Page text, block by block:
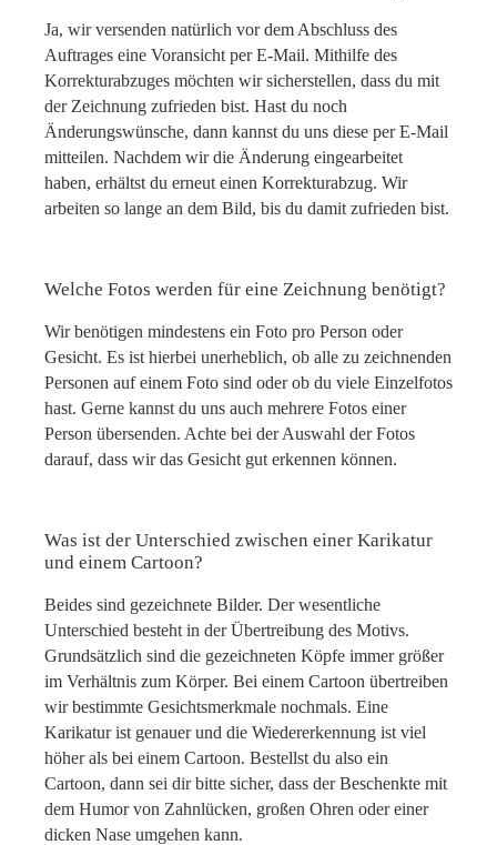
Ja, wir versenden natürlich vor dem Abschluss des
Auftrages eine Voransicht per E-Mail. Mithilfe des
Korrekturabzuges möchten wir sicherstellen, dass du mit
der Zeichnung zufrieden bist. Hast du noch
Änderungswünsche, dann kannst du uns diese per E-Mail
mitteilen. Nachdem wir die Änderung eingearbeitet
haben, erhältst du erneut einen Korrekturabzug. Wir
arbeiten so lange an dem Bild, bis du damit zufrieden bist.
Welche Fotos werden für eine Zeichnung benötigt?
Wir benötigen mindestens ein Foto pro Person oder
Gesicht. Es ist hierbei unerheblich, ob alle zu zeichnenden
Personen auf einem Foto sind oder ob du viele Einzelfotos
hast. Gerne kannst du uns auch mehrere Fotos einer
Person übersenden. Achte bei der Auswahl der Fotos
darauf, dass wir das Gesicht gut erkennen können.
Was ist der Unterschied zwischen einer Karikatur
und einem Cartoon?
Beides sind gezeichnete Bilder. Der wesentliche
Unterschied besteht in der Übertreibung des Motivs.
Grundsätzlich sind die gezeichneten Köpfe immer größer
im Verhältnis zum Körper. Bei einem Cartoon übertreiben
wir bestimmte Gesichtsmerkmale nochmals. Eine
Karikatur ist genauer und die Wiedererkennung ist viel
höher als bei einem Cartoon. Bestellst du also ein
Cartoon, dann sei dir bitte sicher, dass der Beschenkte mit
dem Humor von Zahnlücken, großen Ohren oder einer
dicken Nase umgehen kann.